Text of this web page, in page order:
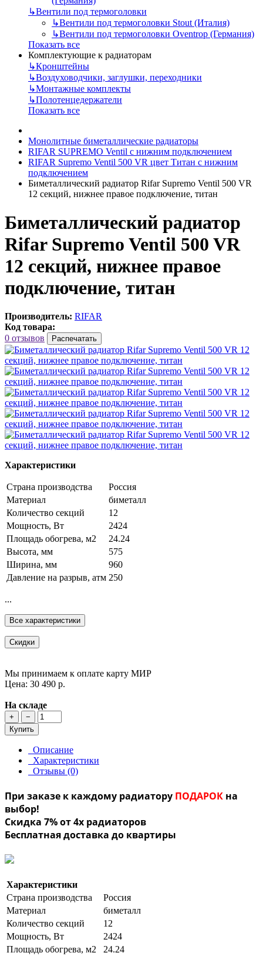
↳Вентили под термоголовки
↳Вентили под термоголовки Stout (Италия)
↳Вентили под термоголовки Oventrop (Германия)
Показать все
Комплектующие к радиаторам
↳Кронштейны
↳Воздуховодчики, заглушки, переходники
↳Монтажные комплекты
↳Полотенцедержатели
Показать все
Монолитные биметаллические радиаторы
RIFAR SUPREMO Ventil с нижним подключением
RIFAR Supremo Ventil 500 VR цвет Титан с нижним
подключением
Биметаллический радиатор Rifar Supremo Ventil 500 VR
12 секций, нижнее правое подключение, титан
Биметаллический радиатор
Rifar Supremo Ventil 500 VR
12 секций, нижнее правое
подключение, титан
Производитель: RIFAR
Код товара:
0 отзывов
Распечатать
Характеристики
Страна производства
Россия
Материал
биметалл
Количество секций
12
Мощность, Вт
2424
Площадь обогрева, м2
24.24
Высота, мм
575
Ширина, мм
960
Давление на разрыв, атм 250
...
Все характеристики
Скидки
Мы принимаем к оплате карту МИР
Цена: 30 490 р.
На складе
+
−
Купить
Описание
Характеристики
Отзывы (0)
При заказе к каждому радиатору ПОДАРОК на
выбор!
Скидка 7% от 4х радиаторов
Бесплатная доставка до квартиры
Характеристики
Страна производства
Россия
Материал
биметалл
Количество секций
12
Мощность, Вт
2424
Площадь обогрева, м2
24.24